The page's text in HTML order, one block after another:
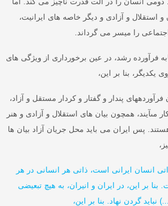
و استقلال و آزادی و دیگر خاصه های ایرانیت،
را میسر می گرداند
فرآورده رشد، در عین برخورداری از ویژگی های
يكديگر، بنا بر اين،
فرآورده‏هاى پندار و گفتار و كردار مستقل و آزاد،
مى‏آيند، همچون بیان های استقلال و آزادی و هنر
پس ایران می باید محل جريان آزاد بیان ها
انسان ايرانى است، ذاتى هر انسانى در هر
بنا بر اين، در ايران و انيران، به هيچ تبعيضى
...) نبايد گردن نهاد بنا بر اين،